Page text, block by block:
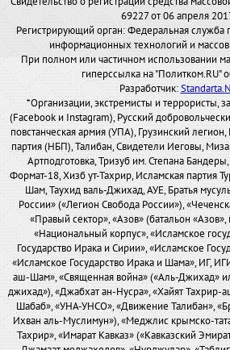
69227 от 06 апреля
Регистрирующий орган: Федеральная служба
информационных технологий и
При полном или частичном использовании
гиперссылка на "Политком.RU"
Разработчик:
*Организации, экстремисты и террористы,
(Facebook и Instagram), Русский
повстанческая армия (УПА), Грузинский
партия (НБП), Талибан, Свидетели Иеговы,
Артподготовка, Тризуб им. Степана
Формат-18, Хизб ут-Тахрир, Исламская партия
Шам, Таухид валь-Джихад, АУЕ, Братья
России» («Легион Свобода России»),
«Правый сектор», «Азов» (батальон
«Национальный корпус», «Исламское
Государство Ирака и Сирии», «Исламское
«Исламское Государство Ирака и Шама», ИГ,
аш-Шам», «Священная война» («Аль-Джихад»
джихад»), «Джабхат ан-Нусра», «Хайят
Шабаб», «УНА-УНСО», «Движение Талибан»,
Ихван аль-Муслимун»), «Меджлис крымско-
Тахрир», «Имарат Кавказ» («Кавказский